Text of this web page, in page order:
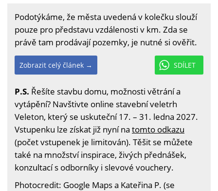
Podotýkáme, že města uvedená v kolečku slouží
pouze pro představu vzdálenosti v km. Zda se
právě tam prodávají pozemky, je nutné si ověřit.
SDÍLET
Zobrazit celý článek →
P.S. Řešíte stavbu domu, možnosti větrání a
vytápění? Navštivte online stavební veletrh
Veleton, který se uskuteční 17. – 31. ledna 2027.
Vstupenku lze získat již nyní na tomto odkazu
(počet vstupenek je limitován). Těšit se můžete
také na množství inspirace, živých přednášek,
konzultací s odborníky i slevové vouchery.
Photocredit: Google Maps a Kateřina P. (se